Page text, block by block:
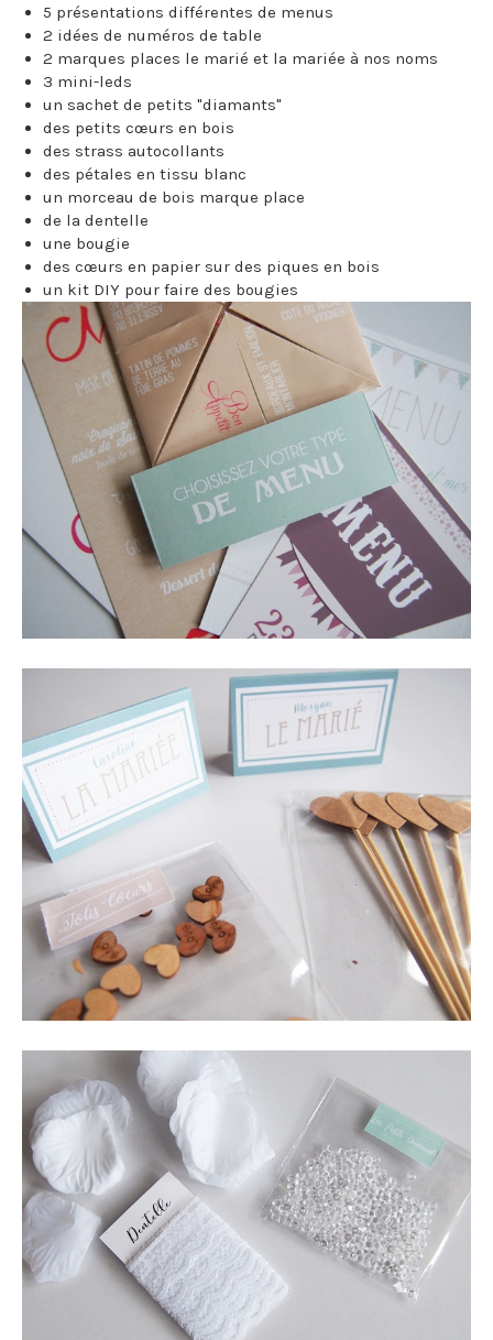
5 présentations différentes de menus
2 idées de numéros de table
2 marques places le marié et la mariée à nos noms
3 mini-leds
un sachet de petits "diamants"
des petits cœurs en bois
des strass autocollants
des pétales en tissu blanc
un morceau de bois marque place
de la dentelle
une bougie
des cœurs en papier sur des piques en bois
un kit DIY pour faire des bougies